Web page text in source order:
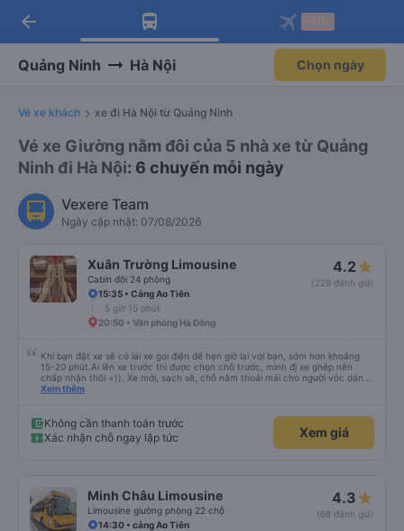
Tải app Vexere ngay!
Nhận ưu đãi thành viên độc
Mở app
Tải app Vexere
-30k/ghế khi đặt vé máy bay qua
Mở app
arrow_back
Quảng Ninh Hà Nội Chọn ngày
Vé xe khách xe đi Hà Nội từ Quảng Ninh
Vé xe Giường nằm đôi của 5 nhà xe từ Quảng
Ninh đi Hà Nội: 6 chuyến mỗi ngày
Vexere Team
Ngày cập nhật: 07/08/2026
Xuân Trường Limousine
Cabin đôi 24 phòng
4.2
(229 đánh giá)
15:35 • Cảng Ao Tiên
5 giờ 15 phút
20:50 • Văn phòng Hà Đông
Khi bạn đặt xe sẽ có lái xe gọi điện để hẹn giờ lại với bạn, sớm hơn khoảng
15-20 phút.Ai lên xe trước thì được chọn chỗ trước, mình đj xe ghép nên
chấp nhận thôi =)). Xe mới, sạch sẽ, chỗ nằm thoải mái cho người vóc dáng
vừa ( ai m8 người thì hơi vướng víu xíu ha ). Hừm xe mới, điều hoà lạnh sâu
trong chuyến đi tỉnh dậy sương sương khoảng 2-3 lần nhưng vẫn ngủ ngon
(may béo nên dễ ngủ tỉnh là ngủ típ ). Nhà xe nên mắc cái rèm hay màn
nhựa ngăn cách khách với lái xe, ổm cho 2 bên. Nói chung mình rất có thiện
Xem thêm
Không cần thanh toán trước
Xác nhận chỗ ngay lập tức
Xem giá
Minh Châu Limousine
Limousine giường phòng 22 chỗ
4.3
(68 đánh giá)
14:30 • cảng Ao Tiên